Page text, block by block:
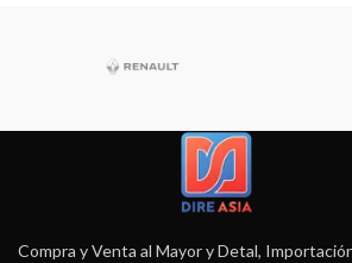
Compra y Venta al Mayor y Detal,